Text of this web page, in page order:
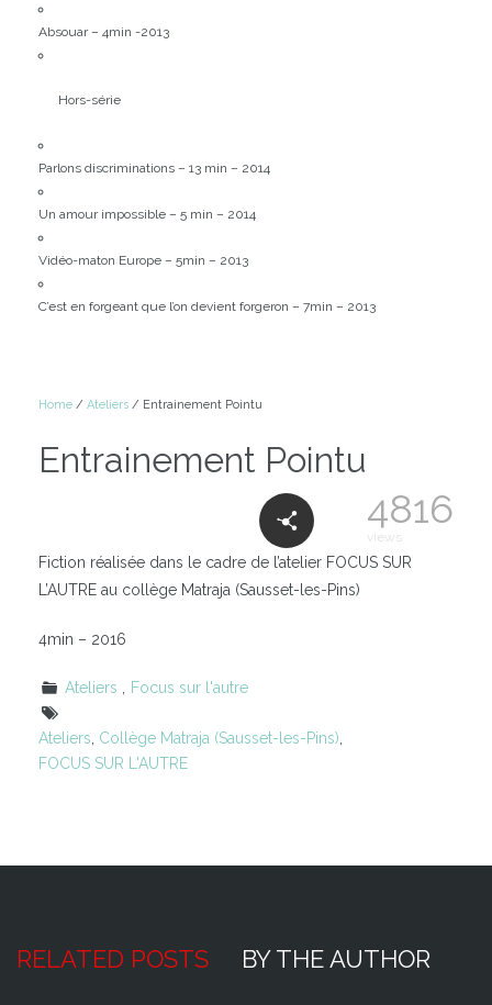
Absouar – 4min -2013
Hors-série
Parlons discriminations – 13 min – 2014
Un amour impossible – 5 min – 2014
Vidéo-maton Europe – 5min – 2013
C’est en forgeant que l’on devient forgeron – 7min – 2013
Home / Ateliers / Entrainement Pointu
Entrainement Pointu
4816
views
Fiction réalisée dans le cadre de l’atelier FOCUS SUR
L’AUTRE au collège Matraja (Sausset-les-Pins)
4min – 2016
Ateliers Focus sur l'autre
Ateliers Collège Matraja (Sausset-les-Pins)
FOCUS SUR L'AUTRE
RELATED POSTS BY THE AUTHOR